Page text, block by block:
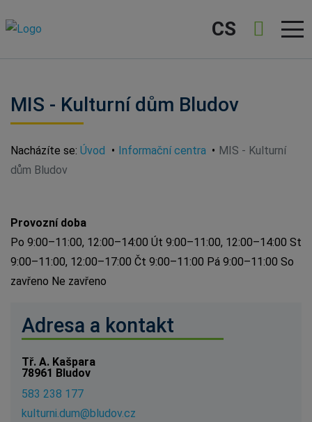
CS
MIS - Kulturní dům Bludov
Nacházíte se: Úvod Informační centra
MIS - Kulturní
dům Bludov
Provozní doba
Po 9:00–11:00, 12:00–14:00 Út 9:00–11:00, 12:00–14:00 St
9:00–11:00, 12:00–17:00 Čt 9:00–11:00 Pá 9:00–11:00 So
zavřeno Ne zavřeno
Adresa a kontakt
Tř. A. Kašpara
78961 Bludov
583 238 177
kulturni.dum@bludov.cz